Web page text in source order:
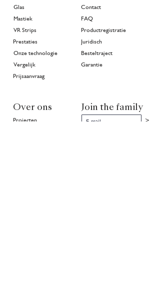
Glas
Mastiek
VR Strips
Prestaties
Onze technologie
Vergelijk
Prijsaanvraag
Contact
FAQ
Productregistratie
Juridisch
Besteltraject
Garantie
Over ons
Projecten
Join the family
>